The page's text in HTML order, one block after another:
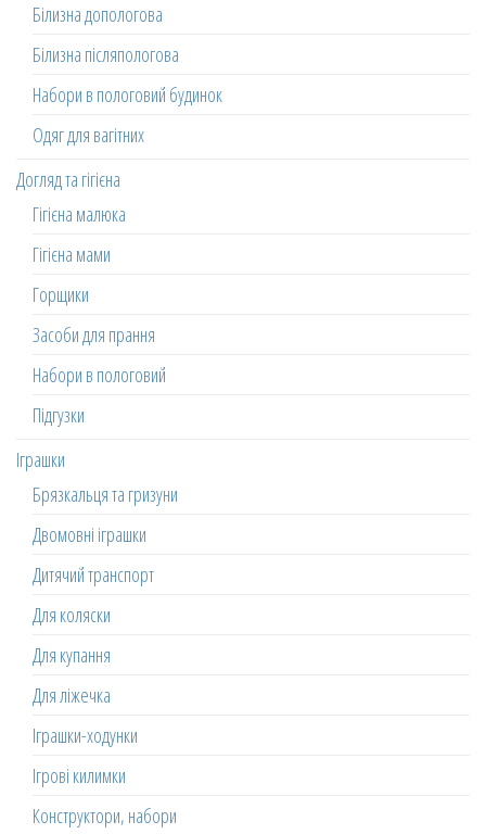
Білизна допологова
Білизна післяпологова
Набори в пологовий будинок
Одяг для вагітних
Догляд та гігієна
Гігієна малюка
Гігієна мами
Горщики
Засоби для прання
Набори в пологовий
Підгузки
Іграшки
Брязкальця та гризуни
Двомовні іграшки
Дитячий транспорт
Для коляски
Для купання
Для ліжечка
Іграшки-ходунки
Ігрові килимки
Конструктори, набори